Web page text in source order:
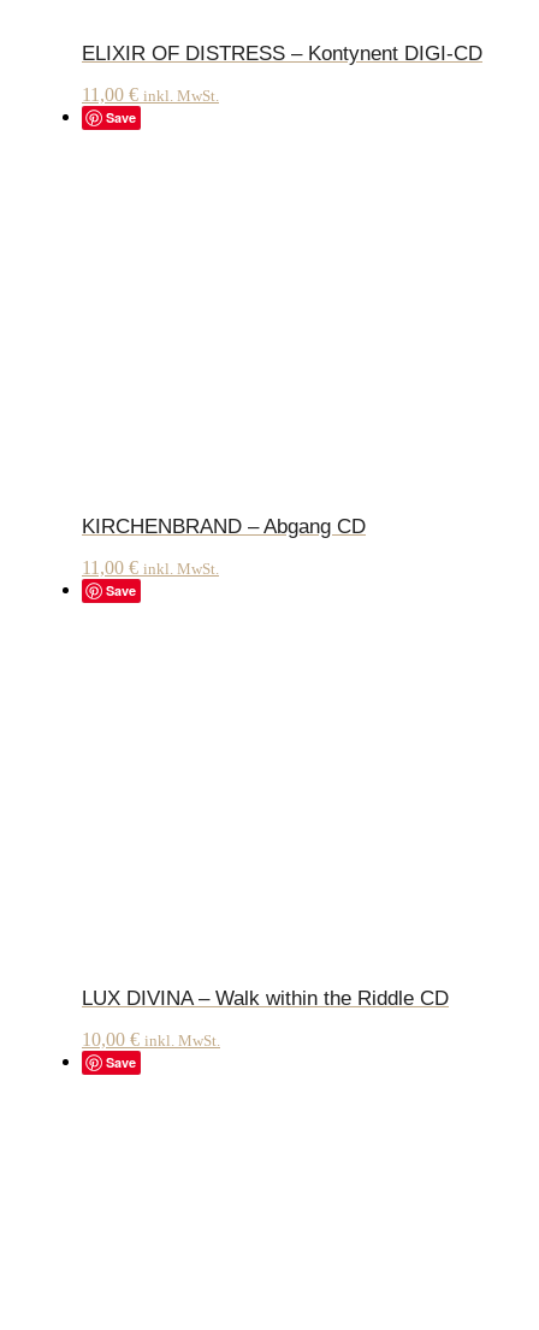
ELIXIR OF DISTRESS – Kontynent DIGI-CD
11,00 € inkl. MwSt.
Save
KIRCHENBRAND – Abgang CD
11,00 € inkl. MwSt.
Save
LUX DIVINA – Walk within the Riddle CD
10,00 € inkl. MwSt.
Save